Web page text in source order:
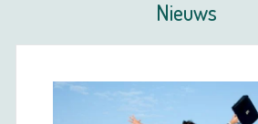
Nieuws